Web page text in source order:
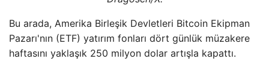
Bu arada, Amerika Birleşik Devletleri Bitcoin Ekipman
Pazarı'nın (ETF) yatırım fonları dört günlük müzakere
haftasını yaklaşık 250 milyon dolar artışla kapattı.